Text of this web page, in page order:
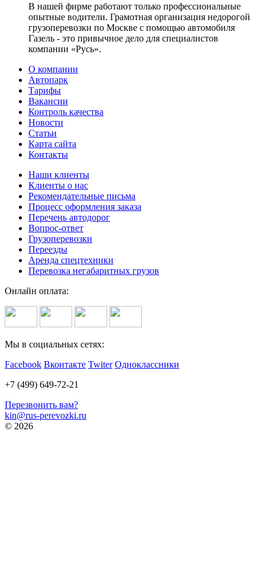
В нашей фирме работают только профессиональные
опытные водители. Грамотная организация недорогой
грузоперевозки по Москве с помощью автомобиля
Газель - это привычное дело для специалистов
компании «Русь».
О компании
Автопарк
Тарифы
Вакансии
Контроль качества
Новости
Статьи
Карта сайта
Контакты
Наши клиенты
Клиенты о нас
Рекомендательные письма
Процесс оформления заказа
Перечень автодорог
Вопрос-ответ
Грузоперевозки
Переезды
Аренда спецтехники
Перевозка негабаритных грузов
Онлайн оплата:
Мы в социальных сетях:
Facebook Вконтакте Twiter Одноклассники
+7 (499) 649-72-21
Перезвонить вам?
kin@rus-perevozki.ru
© 2026